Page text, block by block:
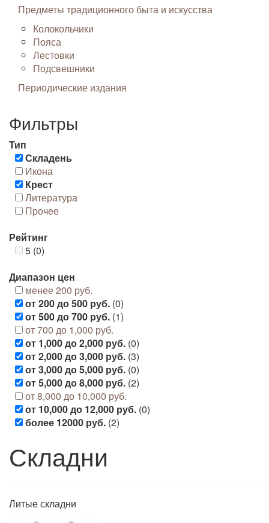
Предметы традиционного быта и искусства
Колокольчики
Пояса
Лестовки
Подсвешники
Периодические издания
Фильтры
Тип
Складень
Икона
Крест
Литература
Прочее
Рейтинг
5 (0)
Диапазон цен
менее 200 руб.
от 200 до 500 руб. (0)
от 500 до 700 руб. (1)
от 700 до 1,000 руб.
от 1,000 до 2,000 руб. (0)
от 2,000 до 3,000 руб. (3)
от 3,000 до 5,000 руб. (0)
от 5,000 до 8,000 руб. (2)
от 8,000 до 10,000 руб.
от 10,000 до 12,000 руб. (0)
более 12000 руб. (2)
Складни
Литые складни